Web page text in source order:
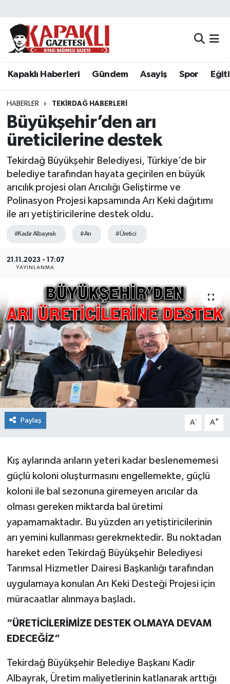
Kapaklı Haberleri Gündem Asayiş Spor
HABERLER TEKIRDAĞ HABERLERI
Büyükşehir’den arı
üreticilerine destek
Tekirdağ Büyükşehir Belediyesi, Türkiye’de bir
belediye tarafından hayata geçirilen en büyük
arıcılık projesi olan Arıcılığı Geliştirme ve
Polinasyon Projesi kapsamında Arı Keki dağıtımı
ile arı yetiştiricilerine destek oldu.
#Kadir Albayrak #Arı #Üretici
21.11.2023 - 17:07
YAYINLANMA
Paylaş A- A+
Kış aylarında arıların yeteri kadar beslenememesi
güçlü koloni oluşturmasını engellemekte, güçlü
koloni ile bal sezonuna giremeyen arıcılar da
olması gereken miktarda bal üretimi
yapamamaktadır. Bu yüzden arı yetiştiricilerinin
arı yemini kullanması gerekmektedir. Bu noktadan
hareket eden Tekirdağ Büyükşehir Belediyesi
Tarımsal Hizmetler Dairesi Başkanlığı tarafından
uygulamaya konulan Arı Keki Desteği Projesi için
müracaatlar alınmaya başladı.
“ÜRETİCİLERİMİZE DESTEK OLMAYA DEVAM
EDECEĞİZ”
Tekirdağ Büyükşehir Belediye Başkanı Kadir
Albayrak, Üretim maliyetlerinin katlanarak arttığı
Kapaklı Haberleri
Asayiş
Spor
Eğitim
Siyaset
Resmi Reklamlar
Tekirdağ
Teknoloji
Yaşam
Tekirdağ Nöbetçi Eczaneler
Tekirdağ Namaz Vakitleri
Tekirdağ Trafik Yoğunluk Haritası
Süper Lig Puan Durumu ve Fikstür
Tüm Manşetler
Son Dakika Haberleri
Haber Arşivi